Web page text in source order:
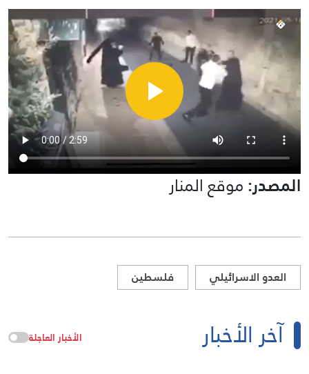
المصدر:موقع المنار
العدو الاسرائيلي فلسطين
آخر الأخبار الأخبار العاجلة